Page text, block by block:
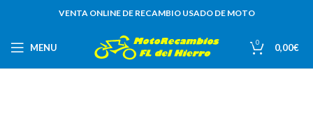
VENTA ONLINE DE RECAMBIO USADO DE MOTO
MENU 0 0,00€